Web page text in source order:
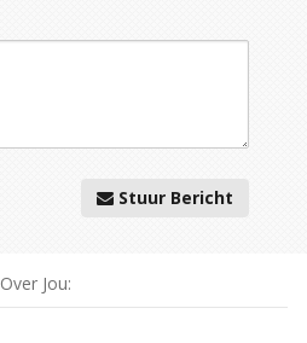
Stuur Bericht
Over Jou: